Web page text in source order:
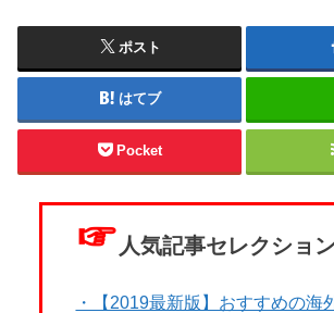
ポスト
はてブ
Pocket
☞ 人気記事セレクション
・【2019最新版】おすすめの海